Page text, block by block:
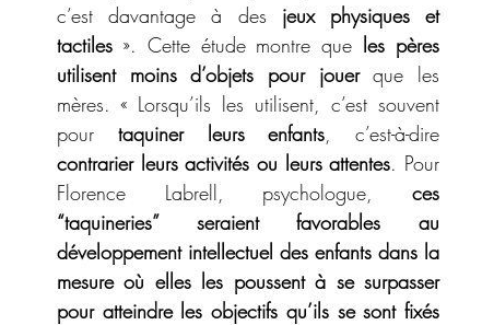
c’est davantage à des jeux physiques et
tactiles ». Cette étude montre que les pères
utilisent moins d’objets pour jouer que les
mères. « Lorsqu’ils les utilisent, c’est souvent
pour taquiner leurs enfants
contrarier leurs activités ou leurs attentes. Pour
Florence Labrell, psychologue, ces
“taquineries” seraient favorables au
développement intellectuel des enfants dans la
mesure où elles les poussent à se surpasser
pour atteindre les objectifs qu’ils se sont fixés